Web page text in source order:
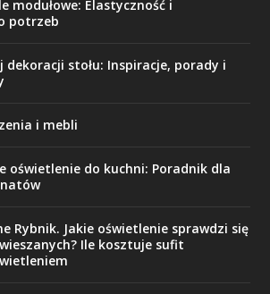
modułowe: Elastyczność i
potrzeb
dekoracji stołu: Inspiracje, porady i
i mebli
oświetlenie do kuchni: Poradnik dla
Rybnik. Jakie oświetlenie sprawdzi się
Ile kosztuje sufit